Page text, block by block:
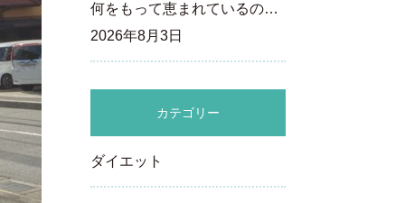
何をもって恵まれているの…
2026年8月3日
カテゴリー
ダイエット